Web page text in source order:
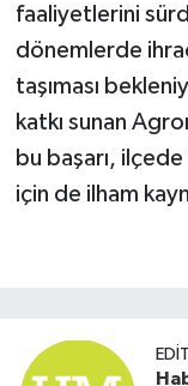
faaliyetlerini
dönemlerde
taşıması
katkı sunan
bu başarı,
için de ilham